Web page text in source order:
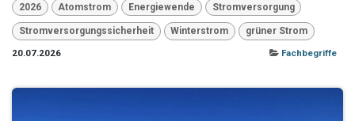
2026 Atomstrom Energiewende Stromversorgung
Stromversorgungssicherheit Winterstrom
grüner Strom
20.07.2026
Fachbegriffe